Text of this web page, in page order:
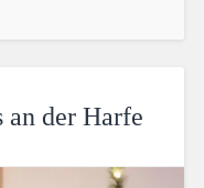
der Harfe